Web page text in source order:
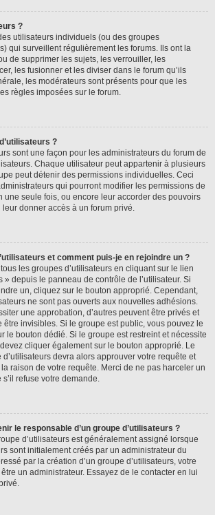
?
utilisateurs individuels (ou des groupes
qui surveillent régulièrement les forums. Ils ont la
de supprimer les sujets, les verrouiller, les
les fusionner et les diviser dans le forum qu’ils
les modérateurs sont présents pour que les
règles imposées sur le forum.
?
sont une façon pour les administrateurs du forum de
Chaque utilisateur peut appartenir à plusieurs
peut détenir des permissions individuelles. Ceci
qui pourront modifier les permissions de
une seule fois, ou encore leur accorder des pouvoirs
donner accès à un forum privé.
et comment puis-je en rejoindre un ?
les groupes d’utilisateurs en cliquant sur le lien
» depuis le panneau de contrôle de l’utilisateur. Si
un, cliquez sur le bouton approprié. Cependant,
ne sont pas ouverts aux nouvelles adhésions.
une approbation, d’autres peuvent être privés et
être invisibles. Si le groupe est public, vous pouvez le
le bouton dédié. Si le groupe est restreint et nécessite
cliquer également sur le bouton approprié. Le
devra alors approuver votre requête et
raison de votre requête. Merci de ne pas harceler un
refuse votre demande.
le responsable d’un groupe d’utilisateurs ?
d’utilisateurs est généralement assigné lorsque
sont initialement créés par un administrateur du
par la création d’un groupe d’utilisateurs, votre
un administrateur. Essayez de le contacter en lui